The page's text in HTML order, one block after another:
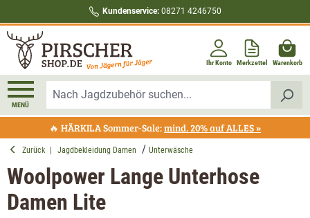
Kundenservice: 08271 4246750
Ihr Konto Merkzettel Warenkorb
MENÜ
🔥 HÄRKILA Sommer-Sale:mind. 20% auf ALLES »
Zurück Jagdbekleidung Damen Unterwäsche
Woolpower Lange Unterhose
Damen Lite